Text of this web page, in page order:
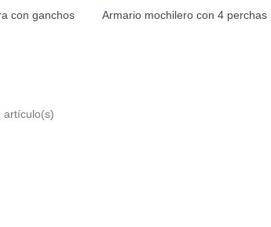
con ganchos
Armario mochilero con 4 perchas
artículo(s)